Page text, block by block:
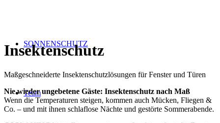
SONNENSCHUTZ
Team
Insektenschutz
Maßgeschneiderte Insektenschutzlösungen für Fenster und Türen
Nie wieder ungebetene Gäste: Insektenschutz nach Maß
Wenn die Temperaturen steigen, kommen auch Mücken, Fliegen &
Co. – und mit ihnen schlaflose Nächte und gestörte Sommerabende.